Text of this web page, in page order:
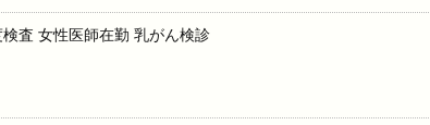
査 女性医師在勤 乳がん検診